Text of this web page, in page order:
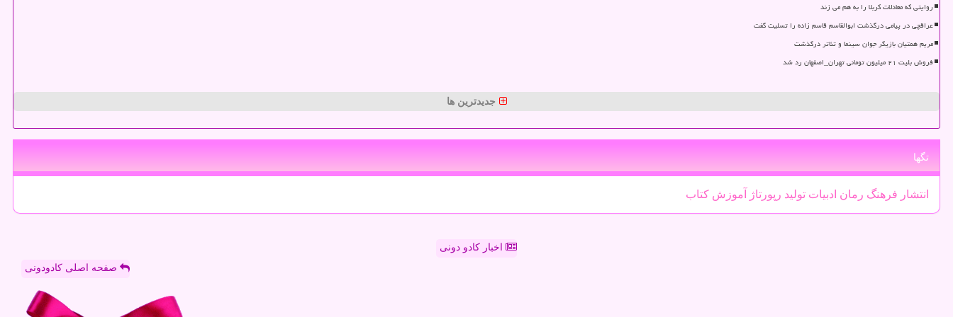
روایتی که معادلات کربلا را به هم می زند
عراقچی در پیامی درگذشت ابوالقاسم قاسم زاده را تسلیت گفت
مریم همتیان بازیگر جوان سینما و تئاتر درگذشت
فروش بلیت ۲۱ میلیون تومانی تهران_اصفهان رد شد
جدیدترین ها
تگها
انتشار فرهنگ رمان ادبیات تولید رپورتاژ آموزش كتاب
اخبار کادو دونی
صفحه اصلی کادودونی